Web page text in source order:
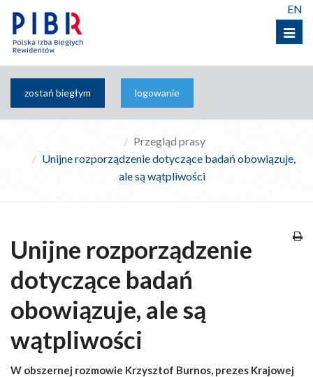
Menu
EN
zostań biegłym logowanie
Przegląd prasy
Unijne rozporządzenie dotyczące badań obowiązuje,
ale są wątpliwości
Unijne rozporządzenie
dotyczące badań
obowiązuje, ale są
wątpliwości
W obszernej rozmowie Krzysztof Burnos, prezes Krajowej